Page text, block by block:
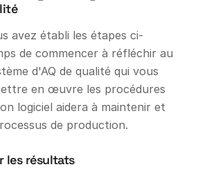
avez établi les étapes ci-
de commencer à réfléchir au
d'AQ de qualité qui vous
en œuvre les procédures
logiciel aidera à maintenir et
de production.
les résultats